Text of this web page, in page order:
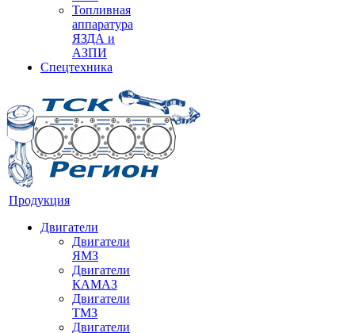
Топливная
аппаратура
ЯЗДА и
АЗПИ
Спецтехника
Продукция
Двигатели
Двигатели
ЯМЗ
Двигатели
КАМАЗ
Двигатели
ТМЗ
Двигатели